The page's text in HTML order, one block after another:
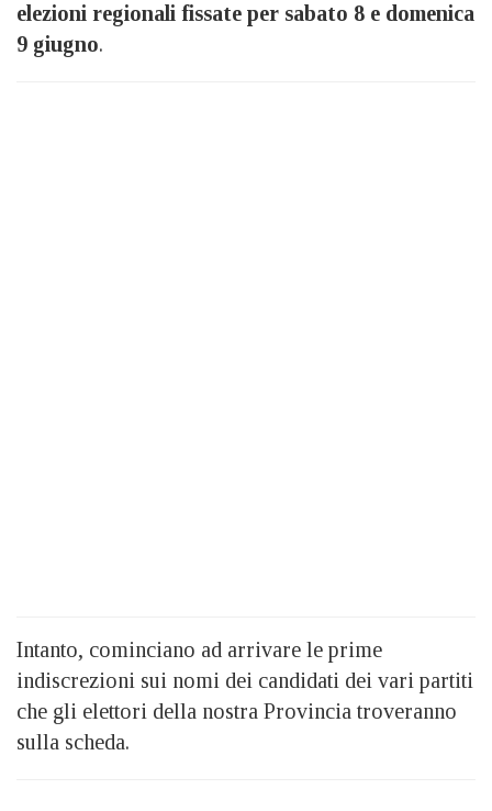
elezioni regionali fissate per sabato 8 e domenica
9 giugno.
Intanto, cominciano ad arrivare le prime
indiscrezioni sui nomi dei candidati dei vari partiti
che gli elettori della nostra Provincia troveranno
sulla scheda.